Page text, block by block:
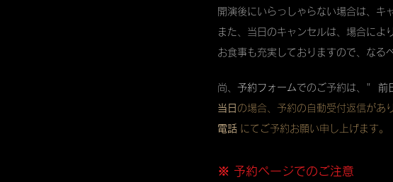
開演後にいらっしゃらない場合は、キ
また、当日のキャンセルは、場合によ
お食事も充実しておりますので、なる
尚、 予約フォームでのご予約は、" 前
当日 の場合、予約の自動受付返信があ
電話 にてご予約お願い申し上げます。
※ 予約ページでのご注意